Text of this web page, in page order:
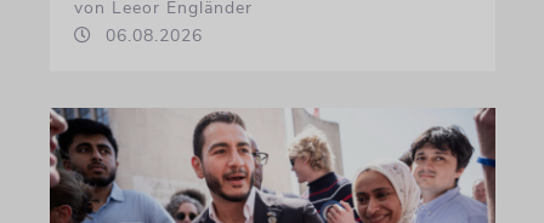
von Leeor Engländer
06.08.2026